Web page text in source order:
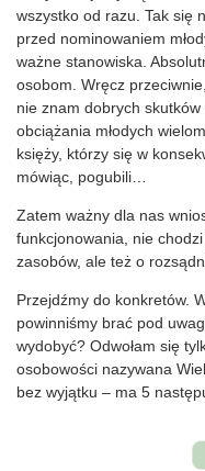
wszystko od razu. Tak się
przed nominowaniem
ważne stanowiska.
osobom. Wręcz
nie znam dobrych
obciążania młodych
księży, którzy się w
mówiąc, pogubili…
Zatem ważny dla nas
funkcjonowania, nie
zasobów, ale też o
Przejdźmy do konkretów.
powinniśmy brać pod
wydobyć? Odwołam się
osobowości nazywana
bez wyjątku – ma 5